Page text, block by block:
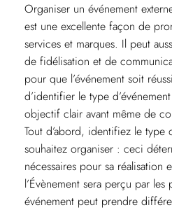
Organiser un événement
est une excellente façon de
services et marques. Il peut
de fidélisation et de
pour que l’événement soit
d’identifier le type
objectif clair avant même de
Tout d’abord, identifiez le type
souhaitez organiser : ceci
nécessaires pour sa réalisation
l’Évènement sera perçu par les
événement peut prendre